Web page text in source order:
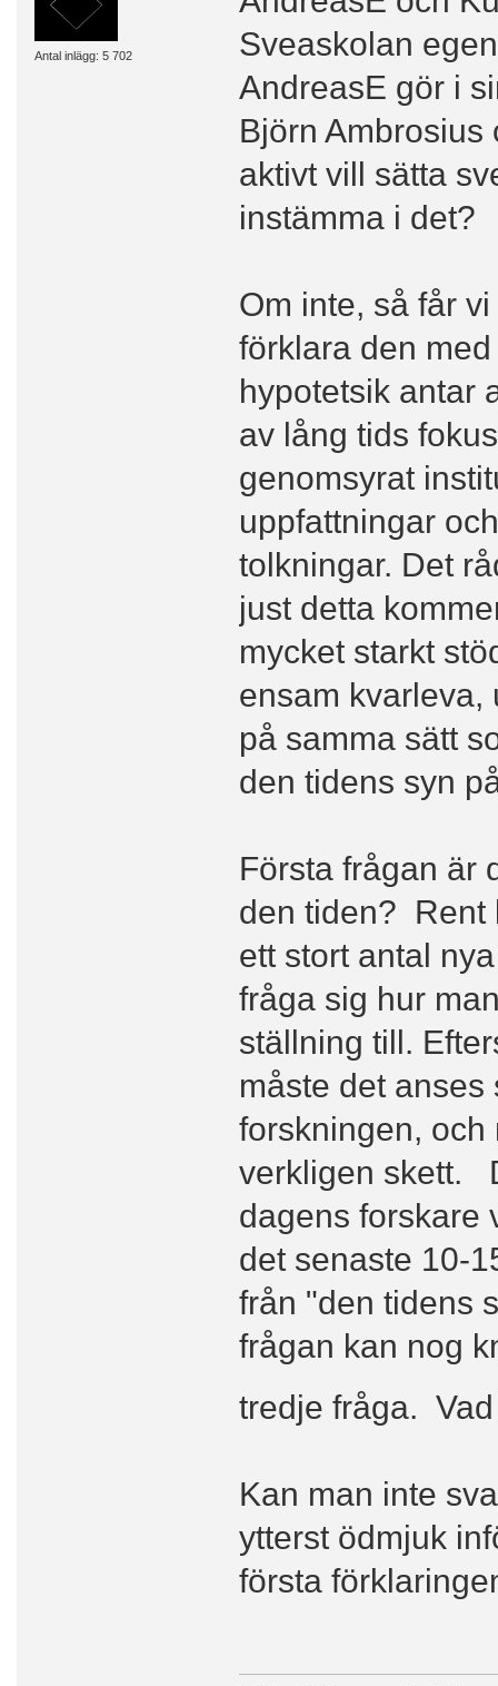
Antal inlägg: 5 702
Sveaskolan
AndreasE gör i
Björn Ambrosius
aktivt vill sätta
instämma i det?
Om inte, så får
förklara den
hypotetsik antar
av lång tids
genomsyrat
uppfattningar
tolkningar. Det
just detta
mycket starkt
ensam kvarleva,
på samma sätt
den tidens syn
Första frågan är
den tiden? Rent
ett stort antal
fråga sig hur
ställning till.
måste det anses
forskningen, och
verkligen skett.
dagens forskare
det senaste 10-
från "den tidens
frågan kan nog
tredje fråga.
Kan man inte
ytterst ödmjuk
första